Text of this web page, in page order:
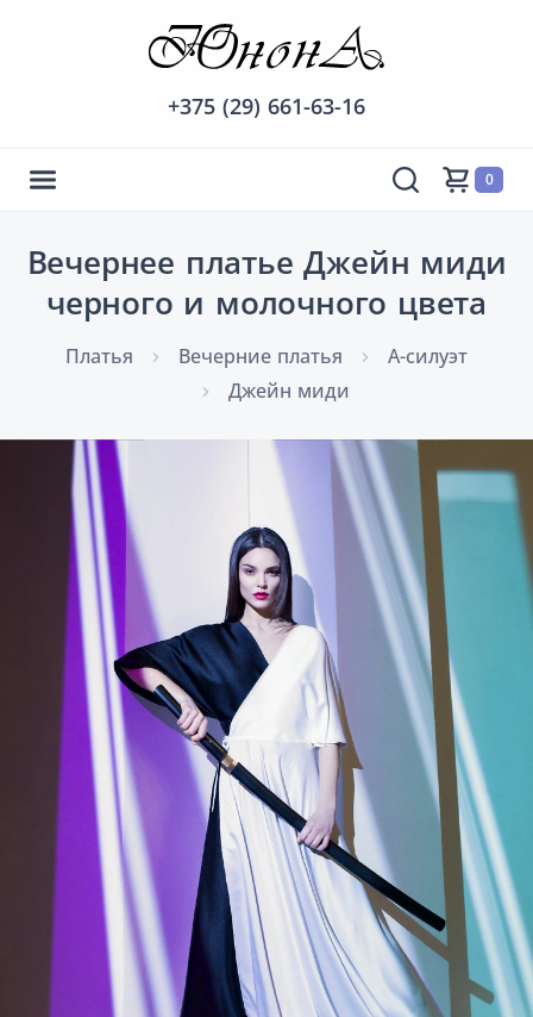
+375 (29) 661-63-16
0
Вечернее платье Джейн миди
черного и молочного цвета
Платья Вечерние платья
А-силуэт
Джейн миди